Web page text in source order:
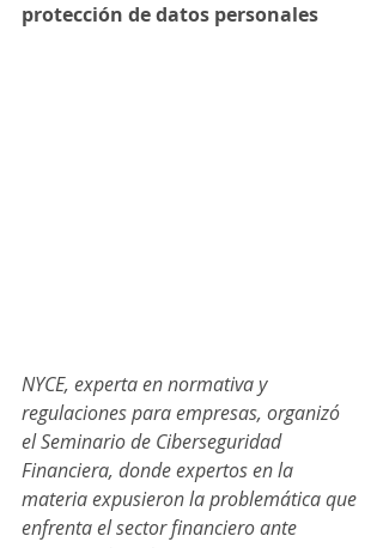
protección de datos personales
NYCE, experta en normativa y
regulaciones para empresas, organizó
el Seminario de Ciberseguridad
Financiera, donde expertos en la
materia expusieron la problemática que
enfrenta el sector financiero ante